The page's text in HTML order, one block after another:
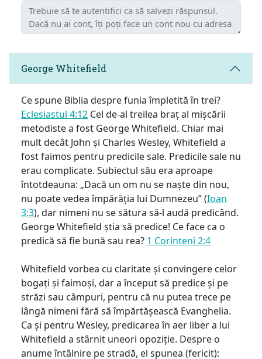
George Whitefield
Ce spune Biblia despre funia împletită în trei?
Eclesiastul 4:12 Cel de-al treilea braț al mișcării
metodiste a fost George Whitefield. Chiar mai
mult decât John și Charles Wesley, Whitefield a
fost faimos pentru predicile sale. Predicile sale nu
erau complicate. Subiectul său era aproape
întotdeauna: „Dacă un om nu se naște din nou,
nu poate vedea împărăția lui Dumnezeu” (Ioan
3:3), dar nimeni nu se sătura să-l audă predicând.
George Whitefield știa să predice! Ce face ca o
predică să fie bună sau rea? 1 Corinteni 2:4
Whitefield vorbea cu claritate și convingere celor
bogați și faimoși, dar a început să predice și pe
străzi sau câmpuri, pentru că nu putea trece pe
lângă nimeni fără să împărtășească Evanghelia.
Ca și pentru Wesley, predicarea în aer liber a lui
Whitefield a stârnit uneori opoziție. Despre o
anume întâlnire pe stradă, el spunea (fericit):